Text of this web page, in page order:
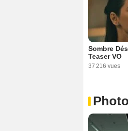
Sombre
Teaser VO
37 216 vues